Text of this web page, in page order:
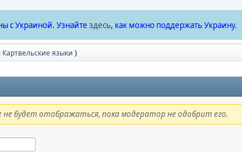
с Украиной. Узнайте здесь, как можно поддержать Украину.
Картвельские языки )
будет отображаться, пока модератор не одобрит его.